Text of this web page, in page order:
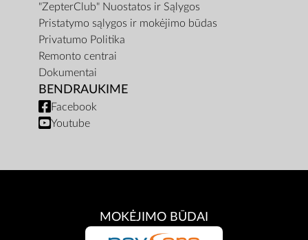
"ZepterClub" Nuostatos ir Sąlygos
Pristatymo sąlygos ir mokėjimo būdas
Privatumo Politika
Remonto centrai
Dokumentai
BENDRAUKIME
Facebook
Youtube
MOKĖJIMO BŪDAI